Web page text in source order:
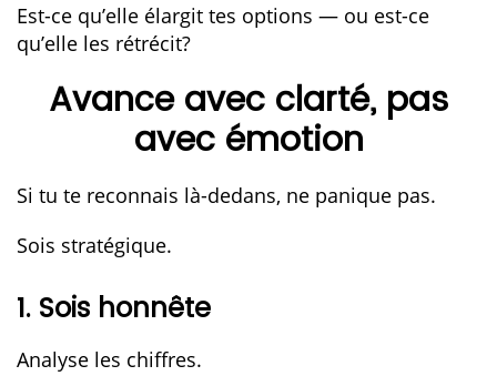
Est-ce qu’elle élargit tes options — ou est-ce
qu’elle les rétrécit?
Avance avec clarté, pas
avec émotion
Si tu te reconnais là-dedans, ne panique pas.
Sois stratégique.
1. Sois honnête
Analyse les chiffres.